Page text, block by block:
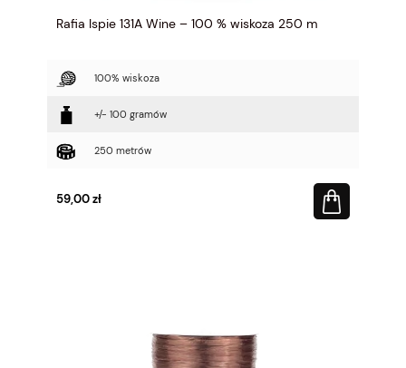
Rafia Ispie 131A Wine – 100 % wiskoza 250 m
100% wiskoza
+/- 100 gramów
250 metrów
59,00 zł